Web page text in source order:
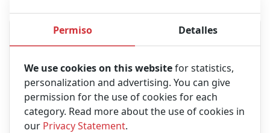
Permiso Detalles
We use cookies on this websitefor statistics,
personalization and advertising. You can give
permission for the use of cookies for each
category. Read more about the use of cookies in
our Privacy Statement.